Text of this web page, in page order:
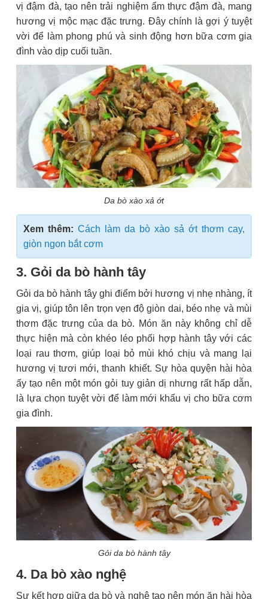
vị đậm đà, tạo nên trải nghiệm ẩm thực đậm đà, mang
hương vị mộc mạc đặc trưng. Đây chính là gợi ý tuyệt
vời để làm phong phú và sinh động hơn bữa cơm gia
đình vào dịp cuối tuần.
Da bò xào xả ớt
Xem thêm: Cách làm da bò xào sả ớt thơm cay,
giòn ngon bắt cơm
3. Gỏi da bò hành tây
Gỏi da bò hành tây ghi điểm bởi hương vị nhẹ nhàng, ít
gia vị, giúp tôn lên trọn vẹn độ giòn dai, béo nhẹ và mùi
thơm đặc trưng của da bò. Món ăn này không chỉ dễ
thực hiện mà còn khéo léo phối hợp hành tây với các
loại rau thơm, giúp loại bỏ mùi khó chịu và mang lại
hương vị tươi mới, thanh khiết. Sự hòa quyện hài hòa
ấy tạo nên một món gỏi tuy giản dị nhưng rất hấp dẫn,
là lựa chọn tuyệt vời để làm mới khẩu vị cho bữa cơm
gia đình.
Gỏi da bò hành tây
4. Da bò xào nghệ
Sự kết hợp giữa da bò và nghệ tạo nên món ăn hài hòa